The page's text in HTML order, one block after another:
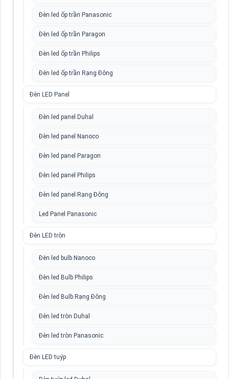
Đèn led ốp trần Panasonic
Đèn led ốp trần Paragon
Đèn led ốp trần Philips
Đèn led ốp trần Rạng Đông
Đèn LED Panel
Đèn led panel Duhal
Đèn led panel Nanoco
Đèn led panel Paragon
Đèn led panel Philips
Đèn led panel Rạng Đông
Led Panel Panasonic
Đèn LED tròn
Đèn led bulb Nanoco
Đèn led Bulb Philips
Đèn led Bulb Rạng Đông
Đèn led tròn Duhal
Đèn led tròn Panasonic
Đèn LED tuýp